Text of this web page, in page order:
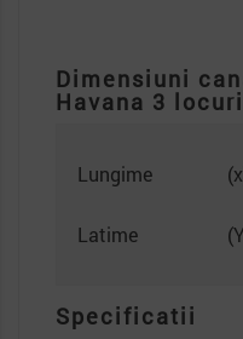
Dimensiuni
Havana 3
Lungime
Latime
Specificatii